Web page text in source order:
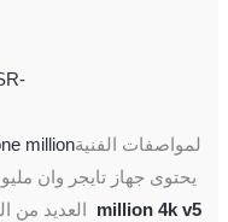
لمواصفات الفنيةmillion
يحتوى جهاز تايجر وان
million 4k v5 العديد من